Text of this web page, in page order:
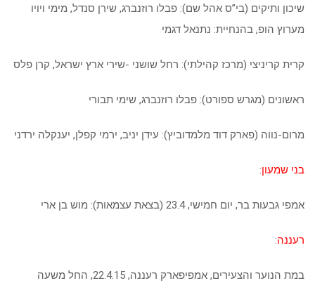
שיכון ותיקים (בי”ס אהל שם): פבלו רוזנברג, שירן סנדל, מימי ויויו
מערוץ הופ, בהנחיית: נתנאל דגמי
קרית קריניצי (מרכז קהילתי): רחל שושני -שירי ארץ ישראל, קרן פלס
ראשונים (מגרש ספורט): פבלו רוזנברג, שימי תבורי
מרום-נווה (פארק דוד מלמדוביץ): עידן יניב, ירמי קפלן, יענקלה ירדני
בני שמעון:
אמפי גבעות בר, יום חמישי, 23.4 (בצאת עצמאות): מוש בן ארי
רעננה:
במת הנוער והצעירים, אמפיפארק רעננה, 22.4.15, החל משעה